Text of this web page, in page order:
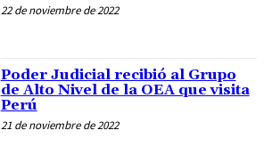
22 de noviembre de 2022
Poder Judicial recibió al Grupo
de Alto Nivel de la OEA que visita
Perú
21 de noviembre de 2022